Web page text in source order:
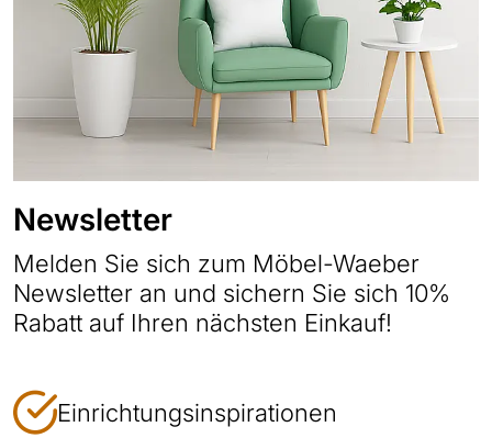
Newsletter
Melden Sie sich zum Möbel-Waeber
Newsletter an und sichern Sie sich 10%
Rabatt auf Ihren nächsten Einkauf!
Einrichtungsinspirationen